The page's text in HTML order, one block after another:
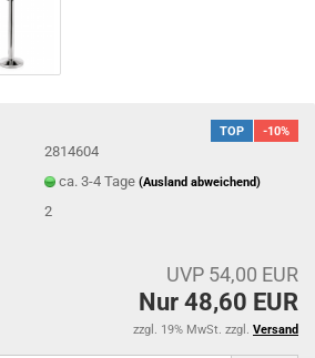
TOP -10%
2814604
ca. 3-4 Tage(Ausland abweichend)
2
UVP 54,00 EUR
Nur 48,60 EUR
zzgl. 19% MwSt. zzgl. Versand